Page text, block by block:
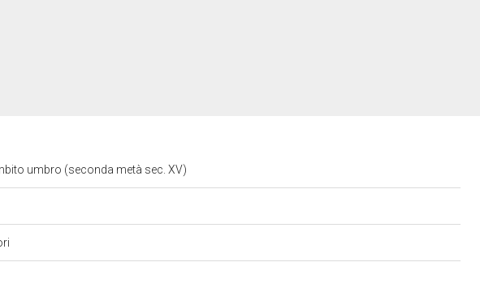
umbro (seconda metà sec. XV)